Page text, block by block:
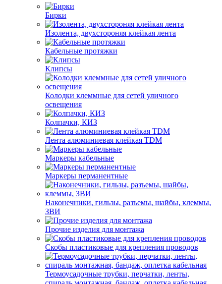
Бирки
Изолента, двухстороняя клейкая лента
Кабельные протяжки
Клипсы
Колодки клеммные для сетей уличного
освещения
Колпачки, КИЗ
Лента алюминиевая клейкая TDM
Маркеры кабельные
Маркеры перманентные
Наконечники, гильзы, разъемы, шайбы, клеммы,
ЗВИ
Прочие изделия для монтажа
Скобы пластиковые для крепления проводов
Термоусадочные трубки, перчатки, ленты,